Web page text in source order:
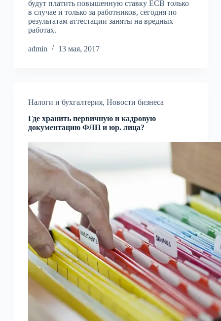
будут платить повышенную ставку ЕСВ только
в случае и только за работников, сегодня по
результатам аттестации заняты на вредных
работах.
admin 13 мая, 2017
Налоги и бухгалтерия, Новости бизнеса
Где хранить первичную и кадровую
документацию ФЛП и юр. лица?